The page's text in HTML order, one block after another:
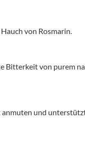
von Rosmarin.
Bitterkeit von purem
und